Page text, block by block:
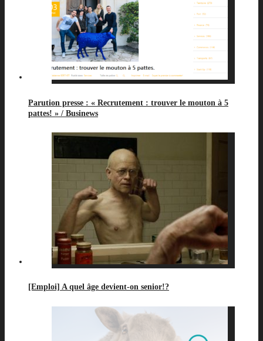
Parution presse : « Recrutement : trouver le mouton à 5
pattes! » / Businews
[Emploi] A quel âge devient-on senior!?